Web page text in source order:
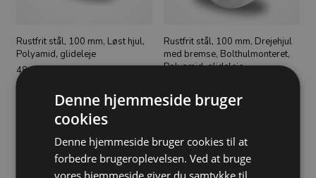
Rustfrit stål, 100 mm, Løst hjul,
Polyamid, glideleje
48,00
Rustfrit stål, 100 mm, Drejehjul
med bremse, Bolthulmonteret,
Polyamid, glideleje
Denne hjemmeside bruger
cookies
Denne hjemmeside bruger cookies til at
forbedre brugeroplevelsen. Ved at bruge
vores hjemmeside giver du samtykke til